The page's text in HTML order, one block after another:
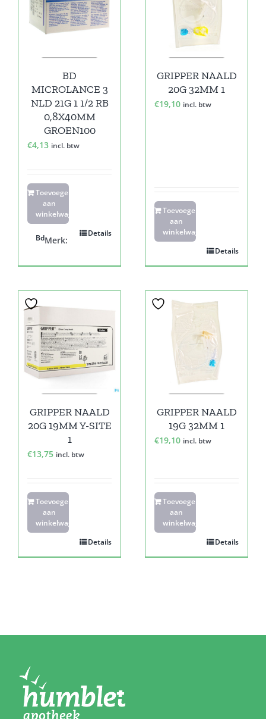
BD
MICROLANCE 3
NLD 21G 1 1/2 RB
0,8X40MM
GROEN100
€4,13 incl. btw
Toevoegen
aan
winkelwagen
Details
Merk:
Bd
GRIPPER NAALD
20G 32MM 1
€19,10 incl. btw
Toevoegen
aan
winkelwagen
Details
GRIPPER NAALD
20G 19MM Y-SITE
1
€13,75 incl. btw
Toevoegen
aan
winkelwagen
Details
GRIPPER NAALD
19G 32MM 1
€19,10 incl. btw
Toevoegen
aan
winkelwagen
Details